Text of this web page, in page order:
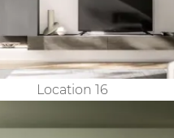
Location 16